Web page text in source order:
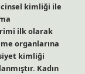
cinsel kimliği ile
ilk olarak
organlarına
kimliği
Kadın